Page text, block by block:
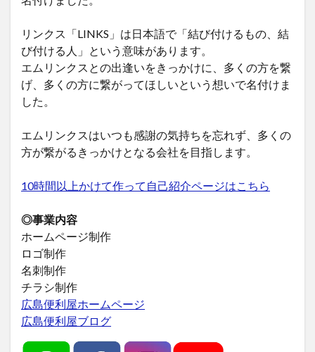
リンクス「LINKS」は日本語で「結び付けるもの、結
び付ける人」という意味があります。
エムリンクスとの出逢いをきっかけに、多くの方を繋
げ、多くの方に繋がってほしいという想いで名付けま
した。
エムリンクスはいつも感謝の気持ちを忘れず、多くの
方が繋がるきっかけとなる会社を目指します。
10時間以上かけて作って自己紹介ページはこちら
◎事業内容
ホームページ制作
ロゴ制作
名刺制作
チラシ制作
広島便利屋ホームページ
広島便利屋ブログ